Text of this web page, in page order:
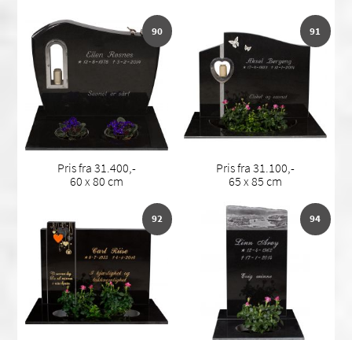
90
Pris fra 31.400,-
60 x 80 cm
91
Pris fra 31.100,-
65 x 85 cm
92 94